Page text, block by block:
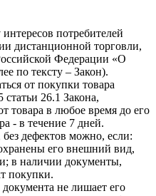
потребителей
дистанционной торговли,
Федерации «О
по тексту – Закон).
от покупки товара
26.1 Закона,
товара в любое время до его
- в течение 7 дней.
дефектов можно, если:
его внешний вид,
в наличии документы,
покупки.
документа не лишает его